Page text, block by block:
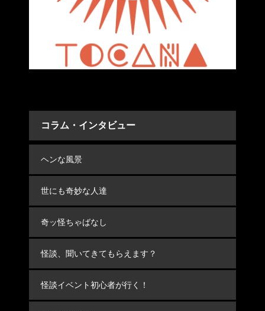
コラム・インタビュー
ヘンな風景
世にも奇妙な人達
奇ッ怪ちゃばなし
怪談、聞いてきてもらえます？
怪談イベント初心者が行く！